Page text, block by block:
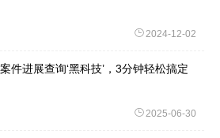
2024-12-02
件进展查询‘黑科技’，3分钟轻松搞定
2025-06-30